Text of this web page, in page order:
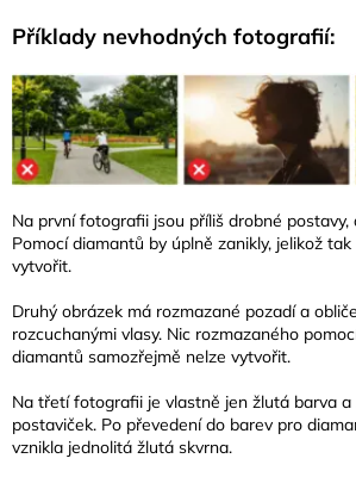
Příklady nevhodných fotografií:
Na první fotografii jsou příliš drobné postavy,
Pomocí diamantů by úplně zanikly, jelikož
vytvořit.
Druhý obrázek má rozmazané pozadí a
rozcuchanými vlasy. Nic rozmazaného
diamantů samozřejmě nelze vytvořit.
Na třetí fotografii je vlastně jen žlutá barva a
postaviček. Po převedení do barev pro
vznikla jednolitá žlutá skvrna.